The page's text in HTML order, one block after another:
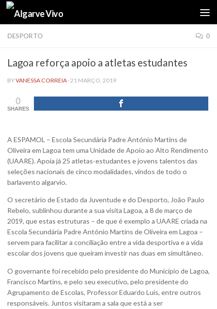
Skip to content
DESPORTO 0
Lagoa reforça apoio a atletas estudantes
BYVANESSA CORREIA ·21 MARÇO, 2019
0
SHARES
A ESPAMOL – Escola Secundária Padre António Martins de
Oliveira em Lagoa tem uma Unidade de Apoio ao Alto Rendimento
(UAARE). Apoia já 25 atletas-estudantes e jovens talentos das
seleções nacionais de cinco modalidades, vindos de todo o
barlavento algarvio.
O secretário de Estado da Juventude e do Desporto, João Paulo
Rebelo, sublinhou durante a sua visita Lagoa, a 8 de março de
2019, que estas estruturas – de que é exemplo a UAARE criada na
Escola Secundária Padre António Martins de Oliveira em Lagoa –
servem para facilitar a conciliação entre a vida desportiva e a vida
escolar dos jovens que queiram investir nas duas em simultâneo.
O governante foi recebido pelo presidente do Município de Lagoa,
Francisco Martins, e pelo seu executivo, pelo presidente do
Agrupamento de Escolas, Professor Eduardo Luís, entre outros
responsáveis. Juntos visitaram a sala que está a ser